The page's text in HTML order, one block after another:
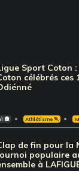
Sport Coton
célébrés ces
🛖 Athlétisme 🏃
de fin pour la
populaire
à